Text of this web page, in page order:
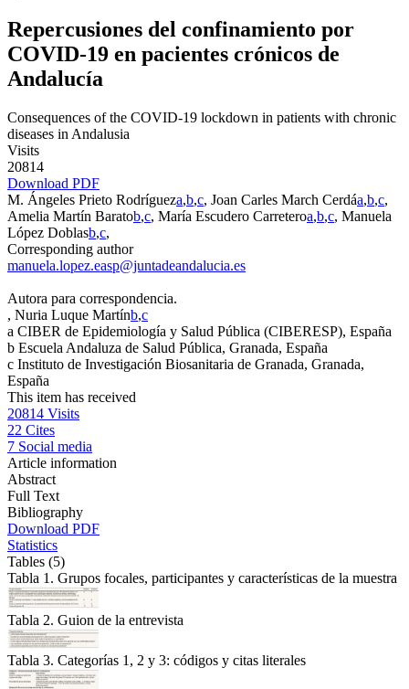
Repercusiones del confinamiento por
COVID-19 en pacientes crónicos de
Andalucía
Consequences of the COVID-19 lockdown in patients with chronic
diseases in Andalusia
Visits
20814
Download PDF
M. Ángeles Prieto Rodrígueza,b,c, Joan Carles March Cerdáa,b,c,
Amelia Martín Baratob,c, María Escudero Carreteroa,b,c, Manuela
López Doblasb,c,
Corresponding author
manuela.lopez.easp@juntadeandalucia.es
Autora para correspondencia.
, Nuria Luque Martínb,c
a CIBER de Epidemiología y Salud Pública (CIBERESP), España
b Escuela Andaluza de Salud Pública, Granada, España
c Instituto de Investigación Biosanitaria de Granada, Granada,
España
This item has received
20814 Visits
22 Cites
7 Social media
Article information
Abstract
Full Text
Bibliography
Download PDF
Statistics
Tables (5)
Tabla 1. Grupos focales, participantes y características de la muestra
Tabla 2. Guion de la entrevista
Tabla 3. Categorías 1, 2 y 3: códigos y citas literales